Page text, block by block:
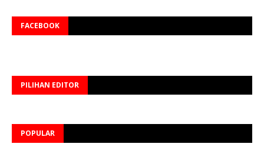
FACEBOOK
PILIHAN EDITOR
POPULAR